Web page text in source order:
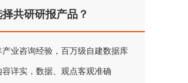
共研研报产品？
产业咨询经验，百万级自建数据库
容详实，数据、观点客观准确